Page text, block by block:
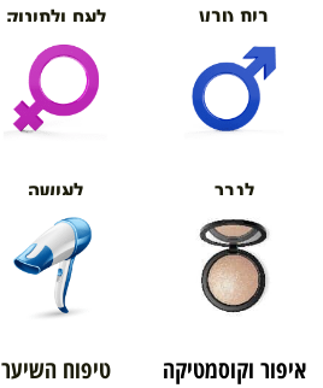
בית טבע לאם ולתינוק
לגבר לאישה
איפור וקוסמטיקה טיפוח השיער